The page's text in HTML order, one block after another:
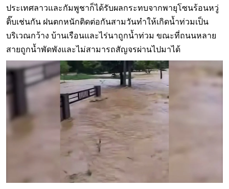
ประเทศลาวและกัมพูชาก็ได้รับผลกระทบจากพายุโซนร้อนหวู่
ติ๊บเช่นกัน ฝนตกหนักติดต่อกันสามวันทำให้เกิดน้ำท่วมเป็น
บริเวณกว้าง บ้านเรือนและไร่นาถูกน้ำท่วม ขณะที่ถนนหลาย
สายถูกน้ำพัดพังและไม่สามารถสัญจรผ่านไปมาได้